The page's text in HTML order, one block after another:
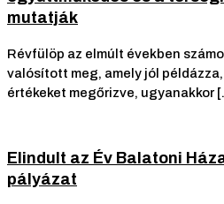
mutatják
Révfülöp az elmúlt években
valósított meg, amely jól
értékeket megőrizve, ugyanakkor
Elindult az Év Balatoni
pályázat